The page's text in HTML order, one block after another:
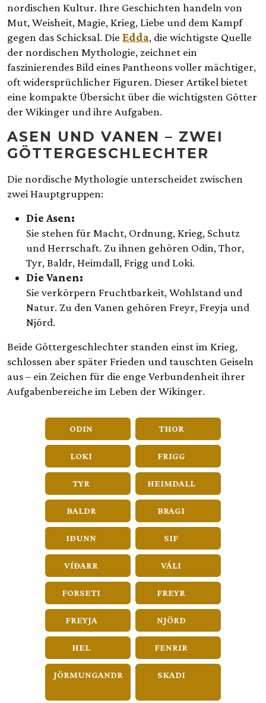
nordischen Kultur. Ihre Geschichten handeln von
Mut, Weisheit, Magie, Krieg, Liebe und dem Kampf
gegen das Schicksal. Die Edda, die wichtigste Quelle
der nordischen Mythologie, zeichnet ein
faszinierendes Bild eines Pantheons voller mächtiger,
oft widersprüchlicher Figuren. Dieser Artikel bietet
eine kompakte Übersicht über die wichtigsten Götter
der Wikinger und ihre Aufgaben.
ASEN UND VANEN – ZWEI
GÖTTERGESCHLECHTER
Die nordische Mythologie unterscheidet zwischen
zwei Hauptgruppen:
Die Asen:
Sie stehen für Macht, Ordnung, Krieg, Schutz
und Herrschaft. Zu ihnen gehören Odin, Thor,
Tyr, Baldr, Heimdall, Frigg und Loki.
Die Vanen:
Sie verkörpern Fruchtbarkeit, Wohlstand und
Natur. Zu den Vanen gehören Freyr, Freyja und
Njörd.
Beide Göttergeschlechter standen einst im Krieg,
schlossen aber später Frieden und tauschten Geiseln
aus – ein Zeichen für die enge Verbundenheit ihrer
Aufgabenbereiche im Leben der Wikinger.
ODIN THOR
LOKI FRIGG
TYR HEIMDALL
BALDR BRAGI
IÐUNN SIF
VÍÐARR VÁLI
FORSETI FREYR
FREYJA NJÖRD
HEL FENRIR
JÖRMUNGANDR SKADI